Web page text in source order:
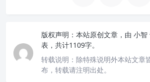
版权声明： 本站原创文章，由 小智
表，共计1109字。
转载说明： 除特殊说明外本站文章
布，转载请注明出处。